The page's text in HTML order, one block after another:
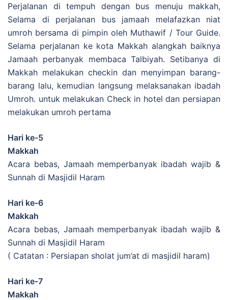
Perjalanan di tempuh dengan bus menuju makkah,
Selama di perjalanan bus jamaah melafazkan niat
umroh bersama di pimpin oleh Muthawif / Tour Guide.
Selama perjalanan ke kota Makkah alangkah baiknya
Jamaah perbanyak membaca Talbiyah. Setibanya di
Makkah melakukan checkin dan menyimpan barang-
barang lalu, kemudian langsung melaksanakan ibadah
Umroh. untuk melakukan Check in hotel dan persiapan
melakukan umroh pertama
Hari ke-5
Makkah
Acara bebas, Jamaah memperbanyak ibadah wajib &
Sunnah di Masjidil Haram
Hari ke-6
Makkah
Acara bebas, Jamaah memperbanyak ibadah wajib &
Sunnah di Masjidil Haram
( Catatan : Persiapan sholat jum’at di masjidil haram)
Hari ke-7
Makkah